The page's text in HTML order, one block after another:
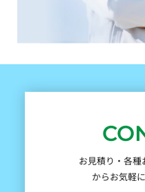
お見積り・各種
からお気軽